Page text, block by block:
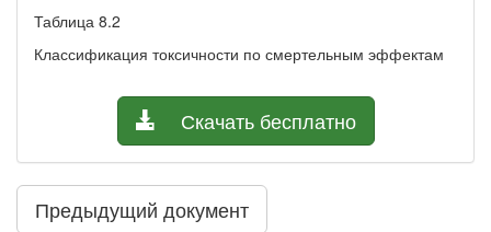
Таблица 8.2
Классификация токсичности по смертельным эффектам
Скачать бесплатно
Предыдущий документ